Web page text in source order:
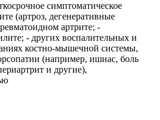
симптоматическое
(артроз, дегенеративные
артрите; -
- других воспалительных и
костно-мышечной системы,
(например, ишиас, боль
и другие),